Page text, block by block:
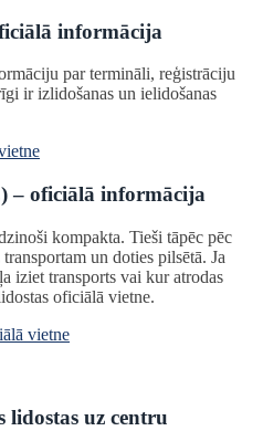
informācija
par termināli, reģistrāciju
ir izlidošanas un ielidošanas
– oficiālā informācija
kompakta. Tieši tāpēc pēc
un doties pilsētā. Ja
iziet transports vai kur atrodas
oficiālā vietne.
vietne
uz centru